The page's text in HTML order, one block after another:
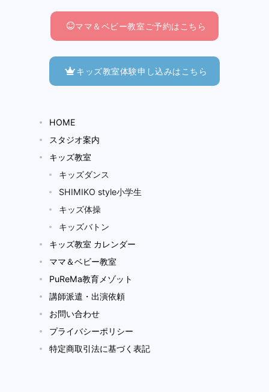
ママ＆ベビー教室ご予約はこちら
キッズ教室体験申し込みはこちら
HOME
スタジオ案内
キッズ教室
キッズダンス
SHIMIKO style小学生
キッズ体操
キッズバトン
キッズ教室 カレンダー
ママ＆ベビー教室
PuReMa教育メゾット
講師派遣・出演依頼
お問い合わせ
プライバシーポリシー
特定商取引法に基づく表記